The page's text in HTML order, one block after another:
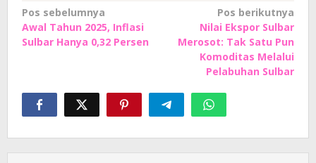
Navigasi
pos
Pos sebelumnya
Awal Tahun 2025, Inflasi
Sulbar Hanya 0,32 Persen
Pos berikutnya
Nilai Ekspor Sulbar
Merosot: Tak Satu Pun
Komoditas Melalui
Pelabuhan Sulbar